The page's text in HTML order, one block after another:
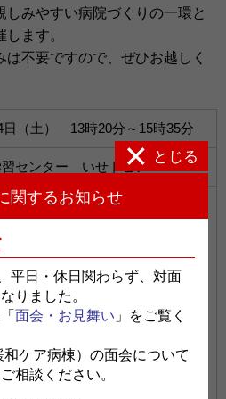
関するお知らせ
とじる
平日・休日関わらず、対面
りました。
面会・お見舞い 」をご覧く
ケア病棟）の面会について
相談ください。
みやすい病院づくりの一環と
ます。
不要ですので、ぜひお越しく
日（土） 13時20分～15時35分
センター いせトピア
：50 看護師による体脂肪率・血
45 講演『のどの力と誤嚥性肺
総合病院の取り組み～』
ション科医長 赤塚 功
35 講演『形成外科は何を診る
に美しく、形態を正す～』